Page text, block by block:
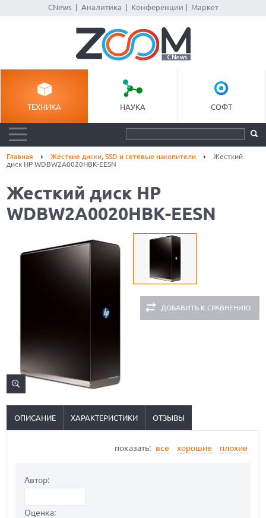
CNews| Аналитика Конференции Маркет
ТЕХНИКА НАУКА СОФТ
Главная Жесткие диски, SSD и сетевые накопители
Жесткий
диск HP WDBW2A0020HBK-EESN
Жесткий диск HP
WDBW2A0020HBK-EESN
ДОБАВИТЬ К СРАВНЕНИЮ
ОПИСАНИЕ ХАРАКТЕРИСТИКИ ОТЗЫВЫ
показать: все хорошие плохие
Автор:
Оценка: